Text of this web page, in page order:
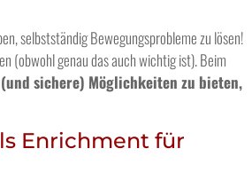
selbstständig Bewegungsprobleme zu lösen!
(obwohl genau das auch wichtig ist). Beim
sichere) Möglichkeiten zu bieten,
Enrichment für